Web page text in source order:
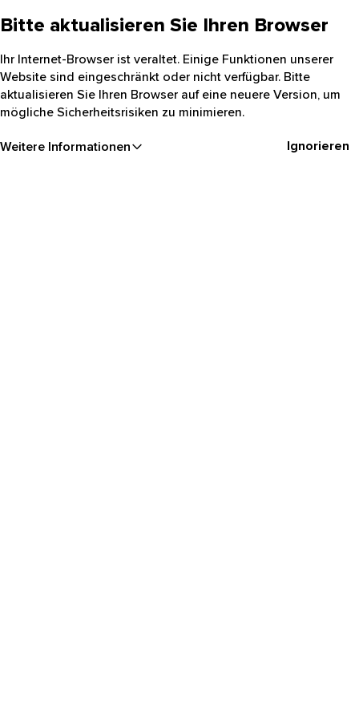
Bitte aktualisieren Sie Ihren Browser
Ihr Internet-Browser ist veraltet. Einige Funktionen unserer
Website sind eingeschränkt oder nicht verfügbar. Bitte
aktualisieren Sie Ihren Browser auf eine neuere Version, um
mögliche Sicherheitsrisiken zu minimieren.
Weitere Informationen Ignorieren